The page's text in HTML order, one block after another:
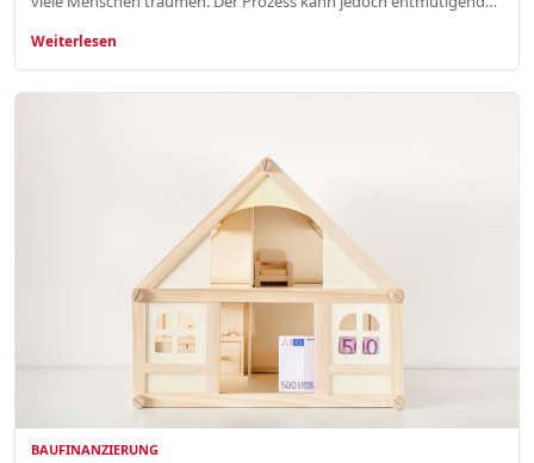
Weiterlesen
BAUFINANZIERUNG